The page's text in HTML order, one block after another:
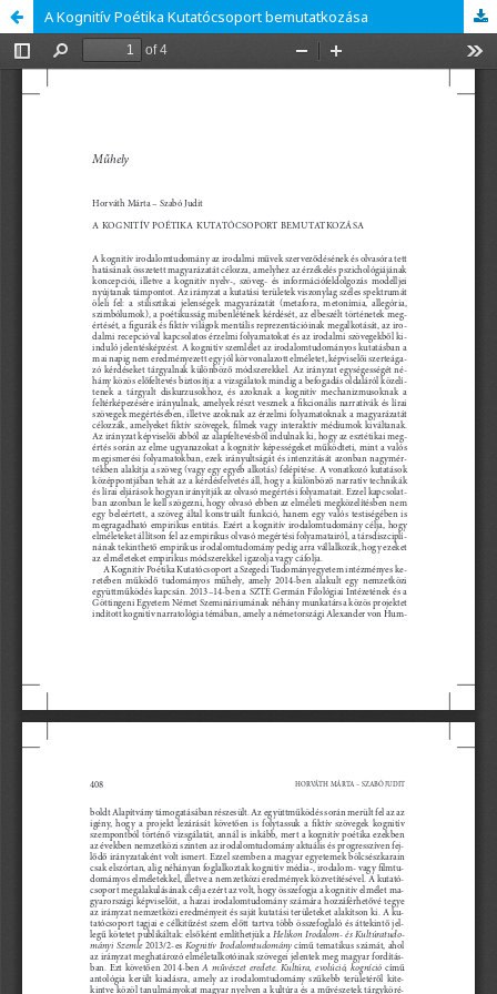
A Kognitív Poétika Kutatócsoport bemutatkozása